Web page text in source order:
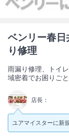
ベンリー春日
り修理
雨漏り修理、トイ
域密着でお困りご
店長：
ユアマイスターに新